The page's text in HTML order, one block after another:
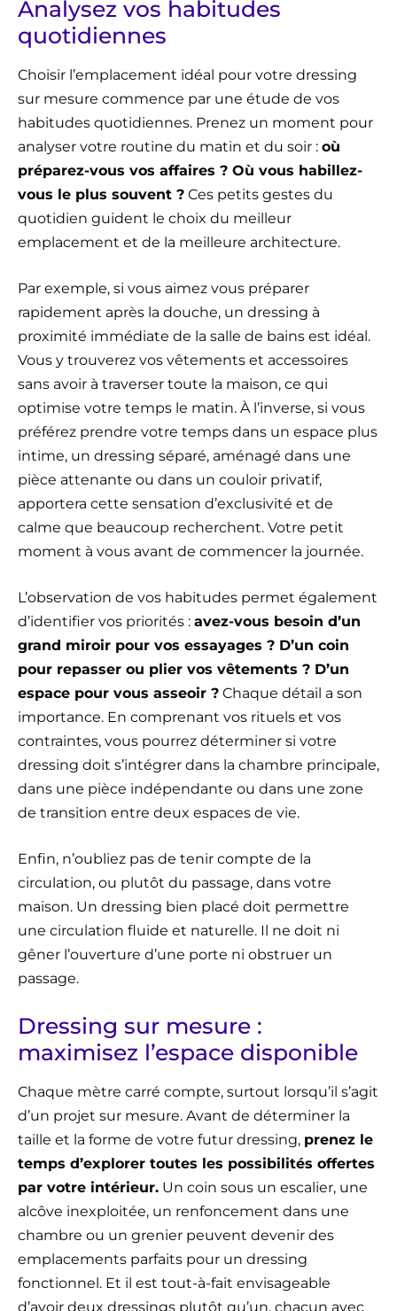
Analysez vos habitudes
quotidiennes
Choisir l’emplacement idéal pour votre dressing
sur mesure commence par une étude de vos
habitudes quotidiennes. Prenez un moment pour
analyser votre routine du matin et du soir : où
préparez-vous vos affaires ? Où vous habillez-
vous le plus souvent ? Ces petits gestes du
quotidien guident le choix du meilleur
emplacement et de la meilleure architecture.
Par exemple, si vous aimez vous préparer
rapidement après la douche, un dressing à
proximité immédiate de la salle de bains est idéal.
Vous y trouverez vos vêtements et accessoires
sans avoir à traverser toute la maison, ce qui
optimise votre temps le matin. À l’inverse, si vous
préférez prendre votre temps dans un espace plus
intime, un dressing séparé, aménagé dans une
pièce attenante ou dans un couloir privatif,
apportera cette sensation d’exclusivité et de
calme que beaucoup recherchent. Votre petit
moment à vous avant de commencer la journée.
L’observation de vos habitudes permet également
d’identifier vos priorités : avez-vous besoin d’un
grand miroir pour vos essayages ? D’un coin
pour repasser ou plier vos vêtements ? D’un
espace pour vous asseoir ? Chaque détail a son
importance. En comprenant vos rituels et vos
contraintes, vous pourrez déterminer si votre
dressing doit s’intégrer dans la chambre principale,
dans une pièce indépendante ou dans une zone
de transition entre deux espaces de vie.
Enfin, n’oubliez pas de tenir compte de la
circulation, ou plutôt du passage, dans votre
maison. Un dressing bien placé doit permettre
une circulation fluide et naturelle. Il ne doit ni
gêner l’ouverture d’une porte ni obstruer un
passage.
Dressing sur mesure :
maximisez l’espace disponible
Chaque mètre carré compte, surtout lorsqu’il s’agit
d’un projet sur mesure. Avant de déterminer la
taille et la forme de votre futur dressing, prenez le
temps d’explorer toutes les possibilités offertes
par votre intérieur. Un coin sous un escalier, une
alcôve inexploitée, un renfoncement dans une
chambre ou un grenier peuvent devenir des
emplacements parfaits pour un dressing
fonctionnel. Et il est tout-à-fait envisageable
d’avoir deux dressings plutôt qu’un, chacun avec